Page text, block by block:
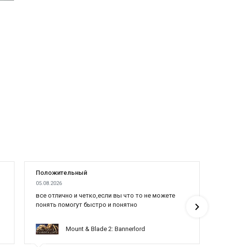
Положительный
05.08.2026
все отлично и четко,если вы что то не можете
понять помогут быстро и понятно
Mount & Blade 2: Bannerlord